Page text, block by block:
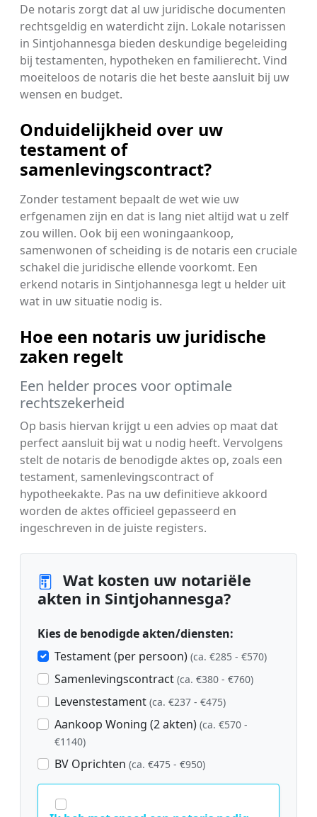
De notaris zorgt dat al uw juridische documenten
rechtsgeldig en waterdicht zijn. Lokale notarissen
in Sintjohannesga bieden deskundige begeleiding
bij testamenten, hypotheken en familierecht. Vind
moeiteloos de notaris die het beste aansluit bij uw
wensen en budget.
Onduidelijkheid over uw
testament of
samenlevingscontract?
Zonder testament bepaalt de wet wie uw
erfgenamen zijn en dat is lang niet altijd wat u zelf
zou willen. Ook bij een woningaankoop,
samenwonen of scheiding is de notaris een cruciale
schakel die juridische ellende voorkomt. Een
erkend notaris in Sintjohannesga legt u helder uit
wat in uw situatie nodig is.
Hoe een notaris uw juridische
zaken regelt
Een helder proces voor optimale
rechtszekerheid
Op basis hiervan krijgt u een advies op maat dat
perfect aansluit bij wat u nodig heeft. Vervolgens
stelt de notaris de benodigde aktes op, zoals een
testament, samenlevingscontract of
hypotheekakte. Pas na uw definitieve akkoord
worden de aktes officieel gepasseerd en
ingeschreven in de juiste registers.
Wat kosten uw notariële
akten in Sintjohannesga?
Kies de benodigde akten/diensten:
Testament (per persoon) (ca. €285 - €570)
Samenlevingscontract (ca. €380 - €760)
Levenstestament (ca. €237 - €475)
Aankoop Woning (2 akten) (ca. €570 -
€1140)
BV Oprichten (ca. €475 - €950)